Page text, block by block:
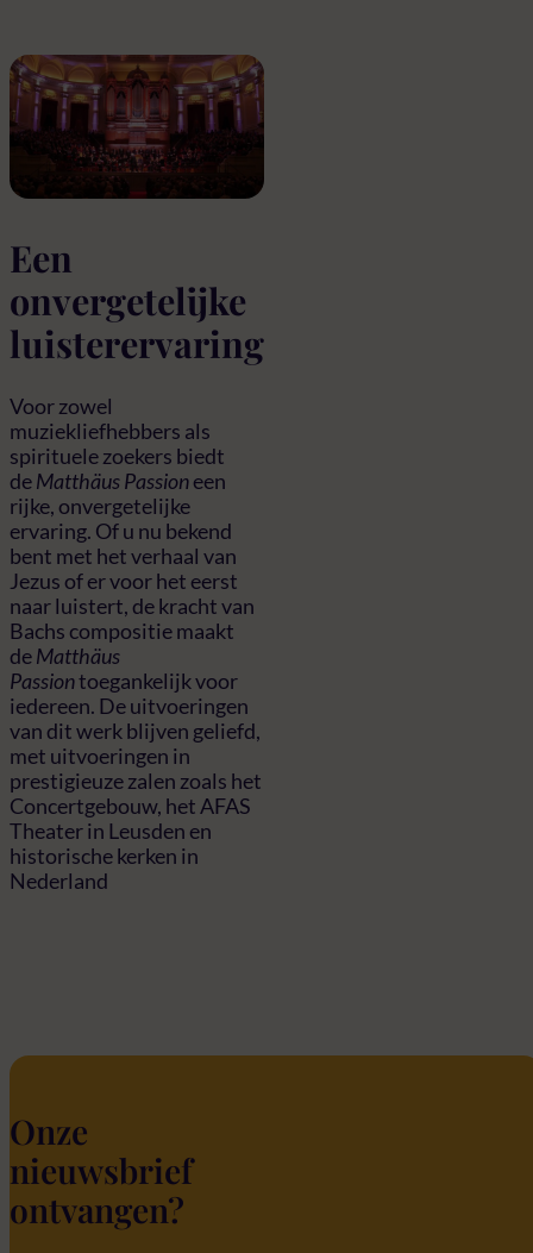
Een
onvergetelijke
luisterervaring
Voor zowel
muziekliefhebbers als
spirituele zoekers biedt
deMatthäus Passioneen
rijke, onvergetelijke
ervaring. Of u nu bekend
bent met het verhaal van
Jezus of er voor het eerst
naar luistert, de kracht van
Bachs compositie maakt
deMatthäus
Passiontoegankelijk voor
iedereen. De uitvoeringen
van dit werk blijven geliefd,
met uitvoeringen in
prestigieuze zalen zoals het
Concertgebouw, het AFAS
Theater in Leusden en
historische kerken in
Nederland
Onze
nieuwsbrief
ontvangen?